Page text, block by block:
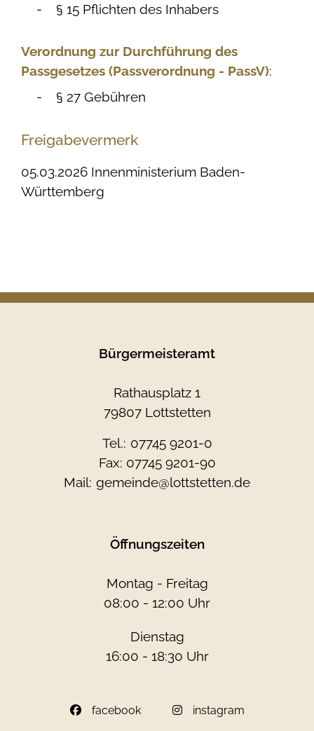
§ 15 Pflichten des Inhabers
Verordnung zur Durchführung des
Passgesetzes (Passverordnung - PassV):
§ 27 Gebühren
Freigabevermerk
05.03.2026 Innenministerium Baden-
Württemberg
Bürgermeisteramt
Rathausplatz 1
79807 Lottstetten
Tel.: 07745 9201-0
Fax: 07745 9201-90
Mail: gemeinde@lottstetten.de
Öffnungszeiten
Montag - Freitag
08:00 - 12:00 Uhr
Dienstag
16:00 - 18:30 Uhr
facebook instagram